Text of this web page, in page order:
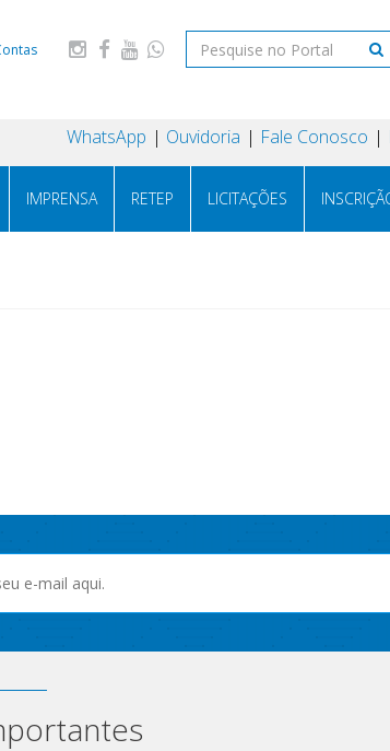
WhatsApp Ouvidoria Fale Conosco
IMPRENSA RETEP LICITAÇÕES